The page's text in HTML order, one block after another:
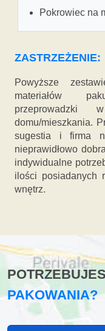
Pokrowiec na
ZASTRZEŻENIE:
Powyższe
materiałów
domu/mieszkania.
sugestia i firma
nieprawidłowo
indywidualne
ilości posiadanych
wnętrz.
PAKOWANIA?